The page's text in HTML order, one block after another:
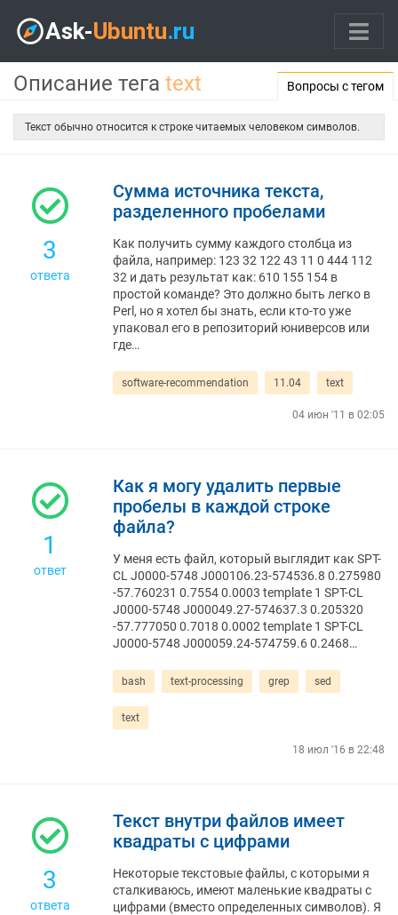
Описание тега text Вопросы с тегом
Текст обычно относится к строке читаемых человеком символов.
3
ответа
Сумма источника текста,
разделенного пробелами
Как получить сумму каждого столбца из
файла, например: 123 32 122 43 11 0 444 112
32 и дать результат как: 610 155 154 в
простой команде? Это должно быть легко в
Perl, но я хотел бы знать, если кто-то уже
упаковал его в репозиторий юниверсов или
где…
software-recommendation 11.04 text
04 июн '11 в 02:05
1
ответ
Как я могу удалить первые
пробелы в каждой строке
файла?
У меня есть файл, который выглядит как SPT-
CL J0000-5748 J000106.23-574536.8 0.275980
-57.760231 0.7554 0.0003 template 1 SPT-CL
J0000-5748 J000049.27-574637.3 0.205320
-57.777050 0.7018 0.0002 template 1 SPT-CL
J0000-5748 J000059.24-574759.6 0.2468…
bash text-processing grep sed
text
18 июл '16 в 22:48
3
ответа
Текст внутри файлов имеет
квадраты с цифрами
Некоторые текстовые файлы, с которыми я
сталкиваюсь, имеют маленькие квадраты с
цифрами (вместо определенных символов). Я